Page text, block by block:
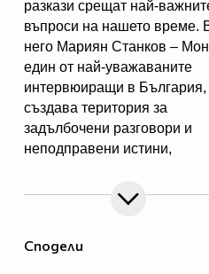
Сподели
разкази срещат най-
въпроси на нашето време.
него Мариян Станков –
един от най-уважаваните
интервюиращи в България,
създава територия за
задълбочени разговори и
неподправени истини,
на личните изповеди, в които
гостите разкриват истини,
Instagram